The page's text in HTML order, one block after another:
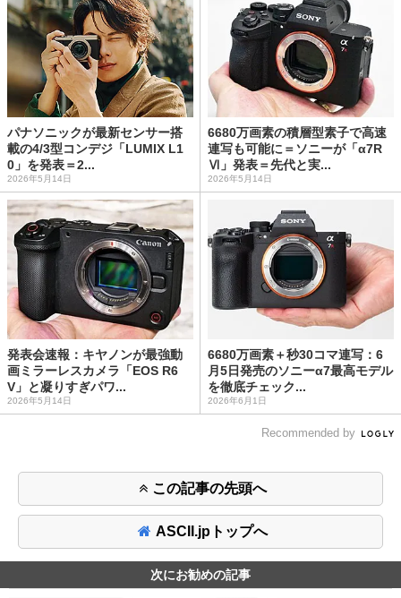
パナソニックが最新センサー搭
載の4/3型コンデジ「LUMIX L1
0」を発表＝2...
2026年5月14日
6680万画素の積層型素子で高速
連写も可能に＝ソニーが「α7R
Ⅵ」発表＝先代と実...
2026年5月14日
発表会速報：キヤノンが最強動
画ミラーレスカメラ「EOS R6
V」と凝りすぎパワ...
2026年5月14日
6680万画素＋秒30コマ連写：6
月5日発売のソニーα7最高モデル
を徹底チェック...
2026年6月1日
Recommended by
この記事の先頭へ
ASCII.jpトップへ
次にお勧めの記事